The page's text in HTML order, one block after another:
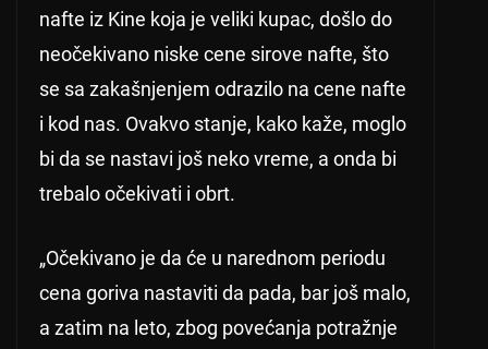
nafte iz Kine koja je veliki kupac, došlo do
neočekivano niske cene sirove nafte, što
se sa zakašnjenjem odrazilo na cene nafte
i kod nas. Ovakvo stanje, kako kaže, moglo
bi da se nastavi još neko vreme, a onda bi
trebalo očekivati i obrt.
„Očekivano je da će u narednom periodu
cena goriva nastaviti da pada, bar još malo,
a zatim na leto, zbog povećanja potražnje